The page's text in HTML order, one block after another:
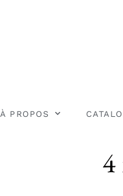
À PROPOS
4